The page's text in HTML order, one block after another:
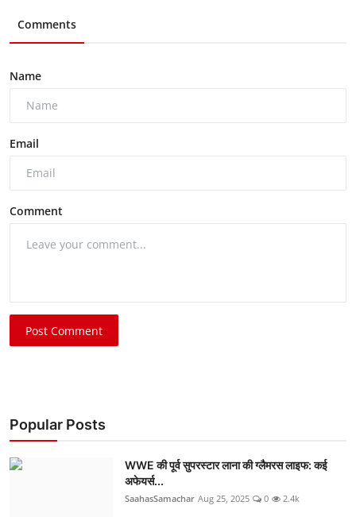
Comments
Name
Email
Comment
Post Comment
Popular Posts
WWE की पूर्व सुपरस्टार लाना की ग्लैमरस लाइफ: कई
अफेयर्स...
SaahasSamachar Aug 25, 2025 0 2.4k